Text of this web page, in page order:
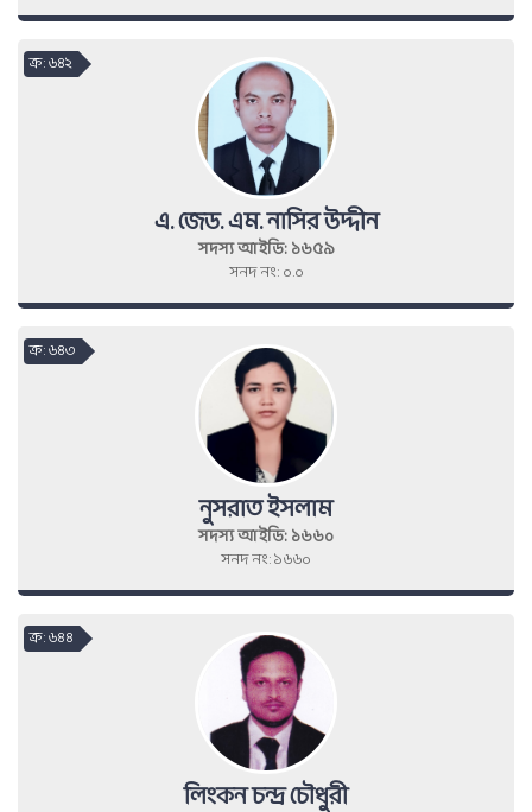
এ. জেড. এম. নাসির উদ্দীন
সদস্য আইডি: ১৬৫৯
সনদ নং: ০.০
ক্র : ৬৪২
নুসরাত ইসলাম
সদস্য আইডি: ১৬৬০
সনদ নং: ১৬৬০
ক্র : ৬৪৩
লিংকন চন্দ্র চৌধুরী
ক্র : ৬৪৪